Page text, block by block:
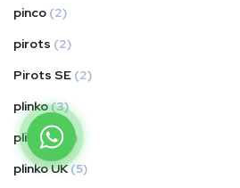
pinco (2)
pirots (2)
Pirots SE (2)
plinko(3)
plinko in(1)
plinko UK(5)